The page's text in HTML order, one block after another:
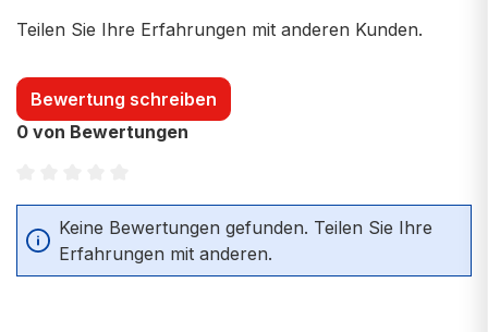
Teilen Sie Ihre Erfahrungen mit anderen Kunden.
Bewertung schreiben
0 von Bewertungen
Durchschnittliche Bewertung von 0 von 5 Sternen
Keine Bewertungen gefunden. Teilen Sie Ihre
Erfahrungen mit anderen.